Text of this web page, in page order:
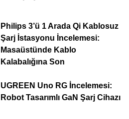
Philips 3’ü 1 Arada Qi Kablosuz
Şarj İstasyonu İncelemesi:
Masaüstünde Kablo
Kalabalığına Son
UGREEN Uno RG İncelemesi:
Robot Tasarımlı GaN Şarj Cihazı